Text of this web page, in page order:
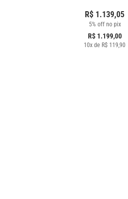
R$ 1.139,05
5% off no pix
R$1.199,00
10x de R$ 119,90